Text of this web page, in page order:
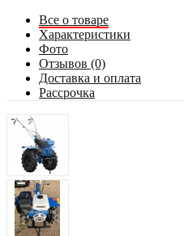
Все о товаре
Характеристики
Фото
Отзывов (0)
Доставка и оплата
Рассрочка